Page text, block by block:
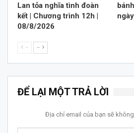
Lan tỏa nghĩa tình đoàn
kết | Chương trình 12h |
08/8/2026
-- --
ĐỂ LẠI MỘT TRẢ LỜI
Địa chỉ email của bạn sẽ